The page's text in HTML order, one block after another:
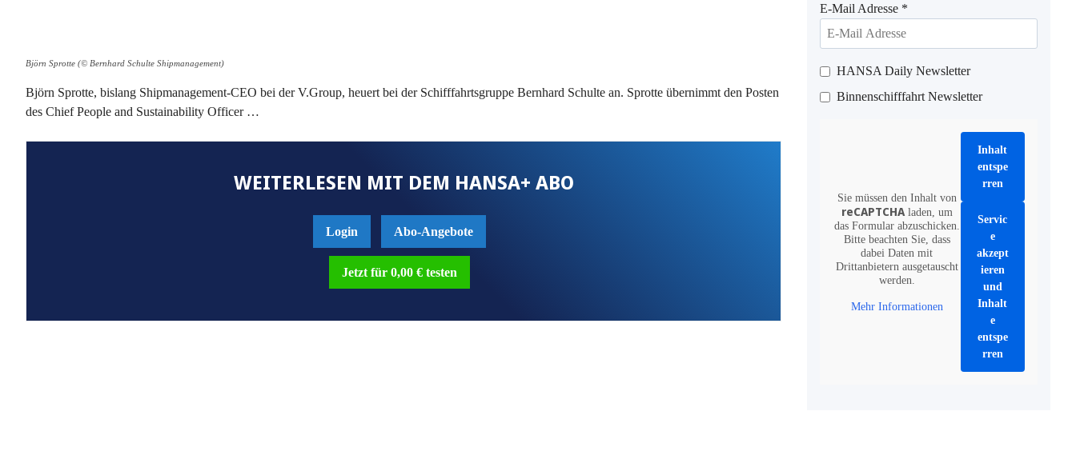
Björn Sprotte (© Bernhard Schulte Shipmanagement)
Björn Sprotte, bislang Shipmanagement-CEO bei der V.Group, heuert bei der Schifffahrtsgruppe Bernhard Schulte an. Sprotte übernimmt den Posten
des Chief People and Sustainability Officer …
WEITERLESEN MIT DEM HANSA+ ABO
Login Abo-Angebote
Jetzt für 0,00 € testen
E-Mail Adresse *
HANSA Daily Newsletter
Binnenschifffahrt Newsletter
Sie müssen den Inhalt von
reCAPTCHAladen, um
das Formular abzuschicken.
Bitte beachten Sie, dass
dabei Daten mit
Drittanbietern ausgetauscht
werden.
Mehr Informationen
Inhalt
entspe
rren
Servic
e
akzept
ieren
und
Inhalt
e
entspe
rren